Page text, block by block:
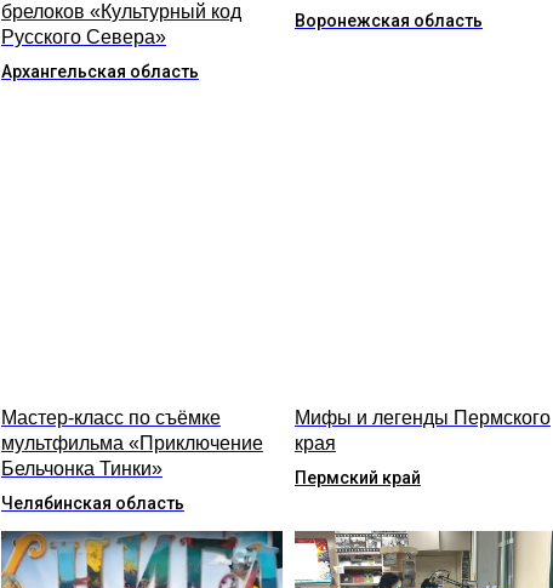
брелоков «Культурный код
Русского Севера»
Архангельская область
Воронежская область
Мастер-класс по съёмке
мультфильма «Приключение
Бельчонка Тинки»
Челябинская область
Мифы и легенды Пермского
края
Пермский край